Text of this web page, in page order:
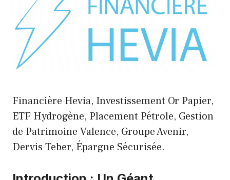
Financière Hevia, Investissement Or Papier,
ETF Hydrogène, Placement Pétrole, Gestion
de Patrimoine Valence, Groupe Avenir,
Dervis Teber, Épargne Sécurisée.